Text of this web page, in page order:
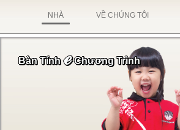
NHÀ VỀ CHÚNG TÔI
Bàn Tính ℯChương Trình